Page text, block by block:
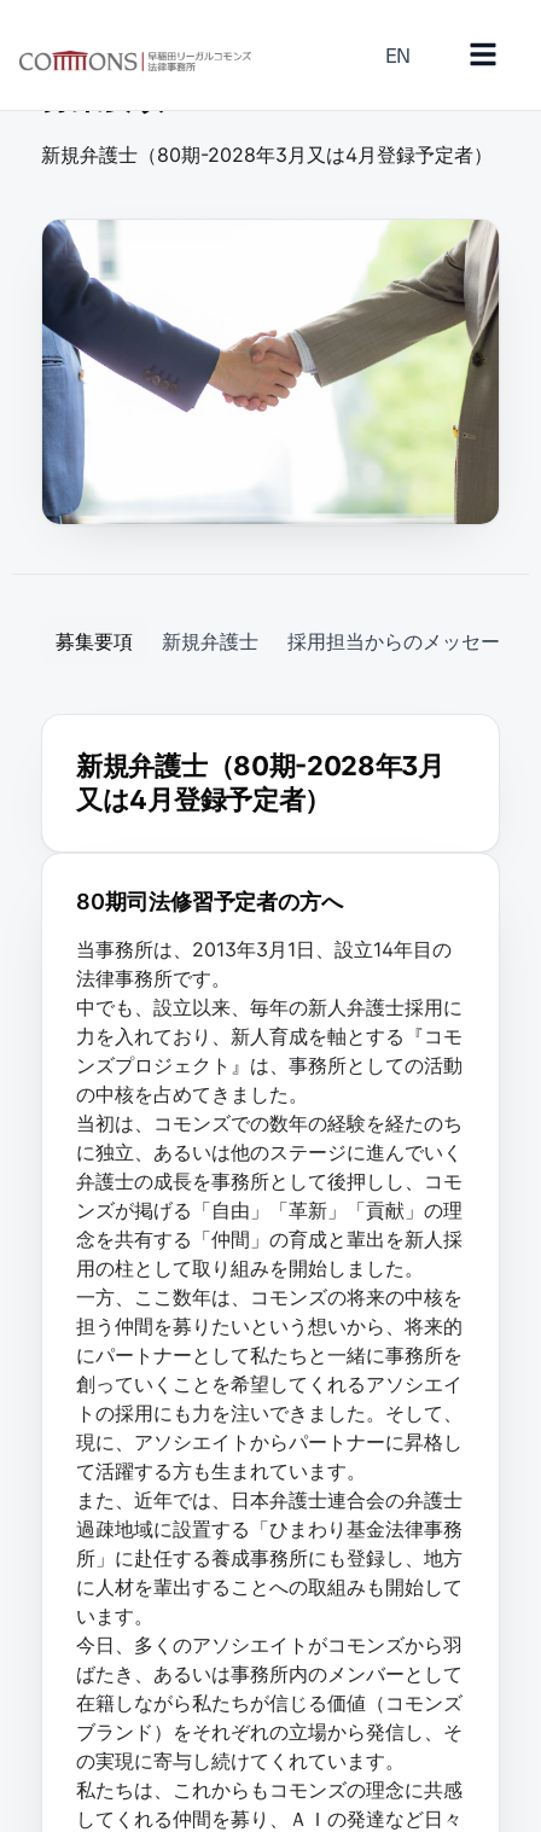
EN
Requirements
新規弁護士（80期-2028年3月又は4月登録予定者）
募集要項 新規弁護士 採用担当からのメッセージ
新規弁護士（80期-2028年3月
又は4月登録予定者）
80期司法修習予定者の方へ
当事務所は、2013年3月1日、設立14年目の
法律事務所です。
中でも、設立以来、毎年の新人弁護士採用に
力を入れており、新人育成を軸とする『コモ
ンズプロジェクト』は、事務所としての活動
の中核を占めてきました。
当初は、コモンズでの数年の経験を経たのち
に独立、あるいは他のステージに進んでいく
弁護士の成長を事務所として後押しし、コモ
ンズが掲げる「自由」「革新」「貢献」の理
念を共有する「仲間」の育成と輩出を新人採
用の柱として取り組みを開始しました。
一方、ここ数年は、コモンズの将来の中核を
担う仲間を募りたいという想いから、将来的
にパートナーとして私たちと一緒に事務所を
創っていくことを希望してくれるアソシエイ
トの採用にも力を注いできました。そして、
現に、アソシエイトからパートナーに昇格し
て活躍する方も生まれています。
また、近年では、日本弁護士連合会の弁護士
過疎地域に設置する「ひまわり基金法律事務
所」に赴任する養成事務所にも登録し、地方
に人材を輩出することへの取組みも開始して
います。
今日、多くのアソシエイトがコモンズから羽
ばたき、あるいは事務所内のメンバーとして
在籍しながら私たちが信じる価値（コモンズ
ブランド）をそれぞれの立場から発信し、そ
の実現に寄与し続けてくれています。
私たちは、これからもコモンズの理念に共感
してくれる仲間を募り、ＡＩの発達など日々